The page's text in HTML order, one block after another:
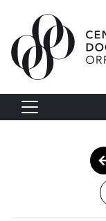
Vés al contingut
Navegació